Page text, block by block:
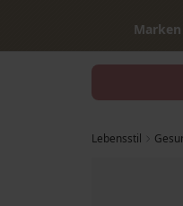
Marken
Lebensstil